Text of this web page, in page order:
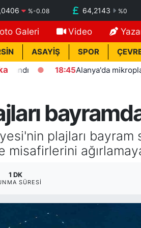
%-0.08 64,2143 %0
Galeri Video
ASAYİŞ SPOR
18:45 Alanya'da mikroplastik
plajları
misafirlerini
1 DK
SÜRESI